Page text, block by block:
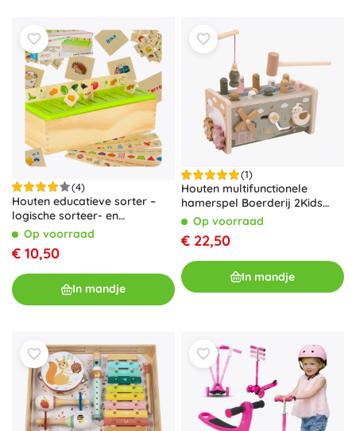
(4)
Houten educatieve sorter –
logische sorteer- en
vormherkenningsspel
Op voorraad
€ 10,50
In mandje
(1)
Houten multifunctionele
hamerspel Boerderij 2Kids
ToysOp voorraad
€ 22,50
In mandje